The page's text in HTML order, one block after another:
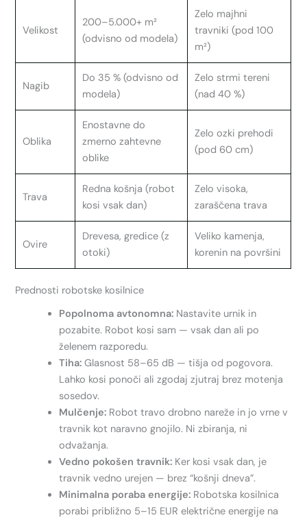
Velikost
200–5.000+ m²
(odvisno od modela)
Zelo majhni
travniki (pod 100
m²)
Nagib
Do 35 % (odvisno od
modela)
Zelo strmi tereni
(nad 40 %)
Oblika
Enostavne do
zmerno zahtevne
oblike
Zelo ozki prehodi
(pod 60 cm)
Trava
Redna košnja (robot
kosi vsak dan)
Zelo visoka,
zaraščena trava
Ovire
Drevesa, gredice (z
otoki)
Veliko kamenja,
korenin na površini
Prednosti robotske kosilnice
Popolnoma avtonomna: Nastavite urnik in
pozabite. Robot kosi sam — vsak dan ali po
želenem razporedu.
Tiha: Glasnost 58–65 dB — tišja od pogovora.
Lahko kosi ponoči ali zgodaj zjutraj brez motenja
sosedov.
Mulčenje: Robot travo drobno nareže in jo vrne v
travnik kot naravno gnojilo. Ni zbiranja, ni
odvažanja.
Vedno pokošen travnik: Ker kosi vsak dan, je
travnik vedno urejen — brez “košnji dneva”.
Minimalna poraba energije: Robotska kosilnica
porabi približno 5–15 EUR električne energije na